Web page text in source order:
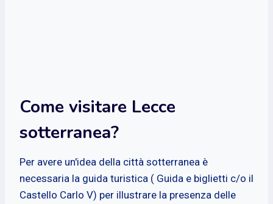
Come visitare Lecce
sotterranea?
Per avere un'idea della città sotterranea è
necessaria la guida turistica ( Guida e biglietti c/o il
Castello Carlo V) per illustrare la presenza delle